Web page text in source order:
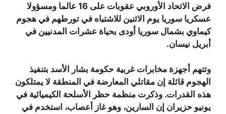
فرض الاتحاد الأوروبي عقوبات على 16 عالما ومسؤولا
عسكريا سوريا يوم الاثنين للاشتباه في تورطهم في هجوم
كيماوي بشمال سوريا أودى بحياة عشرات المدنيين في
أبريل نيسان.
وتتهم أجهزة مخابرات غربية حكومة بشار الأسد بتنفيذ
الهجوم قائلة إن مقاتلي المعارضة في المنطقة لا يمتلكون
هذه القدرات. وذكرت منظمة حظر الأسلحة الكيميائية في
يونيو حزيران إن السارين، وهو غاز أعصاب، استخدم في